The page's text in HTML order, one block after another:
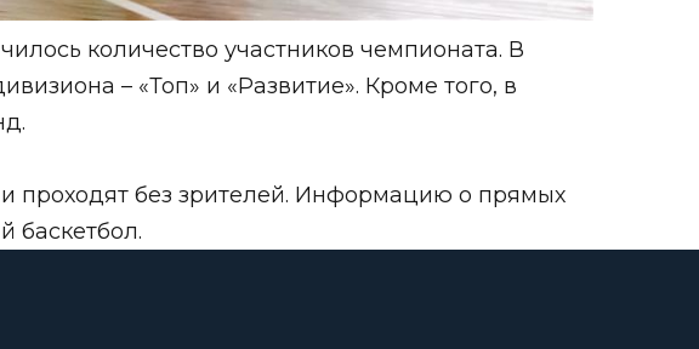
количество участников чемпионата. В
– «Топ» и «Развитие». Кроме того, в
проходят без зрителей. Информацию о прямых
баскетбол.